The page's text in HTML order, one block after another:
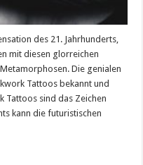
des 21. Jahrhunderts,
mit diesen glorreichen
Die genialen
Tattoos bekannt und
Tattoos sind das Zeichen
kann die futuristischen